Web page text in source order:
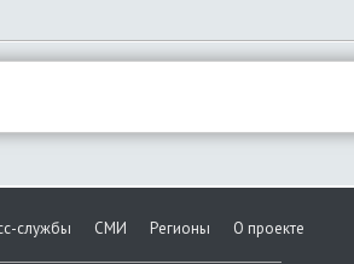
службы СМИ Регионы О проекте